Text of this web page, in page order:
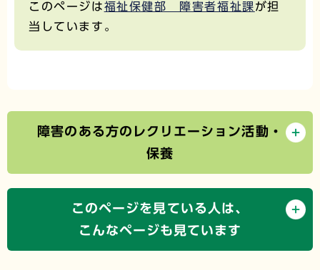
このページは福祉保健部 障害者福祉課が担
当しています。
障害のある方のレクリエーション活動・
保養
このページを見ている人は、
こんなページも見ています